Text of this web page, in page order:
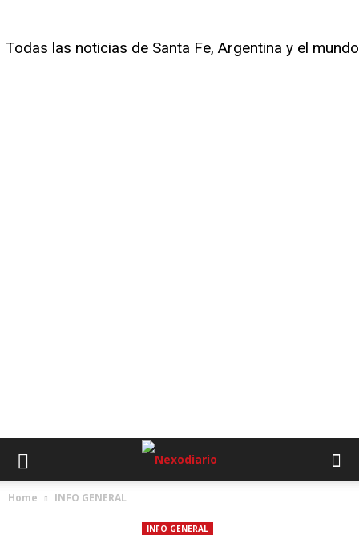
Todas las noticias de Santa Fe, Argentina y el mundo
Home INFO GENERAL
INFO GENERAL